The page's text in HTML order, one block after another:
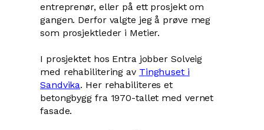
entreprenør, eller på ett prosjekt om
gangen. Derfor valgte jeg å prøve meg
som prosjektleder i Metier.
I prosjektet hos Entra jobber Solveig
med rehabilitering av Tinghuset i
Sandvika. Her rehabiliteres et
betongbygg fra 1970-tallet med vernet
fasade.